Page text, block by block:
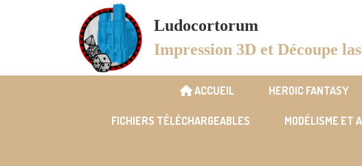
Ludocortorum
Impression 3D et Découpe
ACCUEIL HEROIC FANTASY
FICHIERS TÉLÉCHARGEABLES MODÉLISME ET
Panneau de gestion des cookies